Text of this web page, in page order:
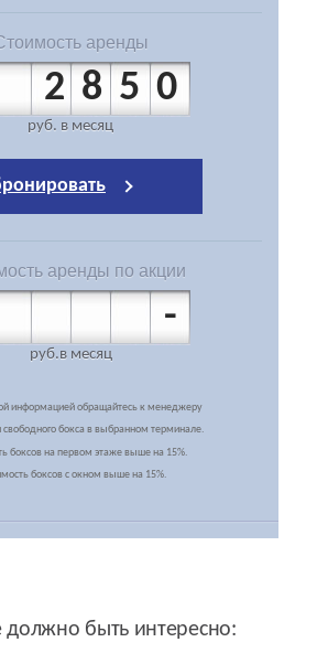
аренды
2850
руб. в месяц
аренды по акции
-
руб.в месяц
информацией обращайтесь к менеджеру
свободного бокса в выбранном терминале.
боксов на первом этаже выше на 15%.
боксов с окном выше на 15%.
должно быть интересно: